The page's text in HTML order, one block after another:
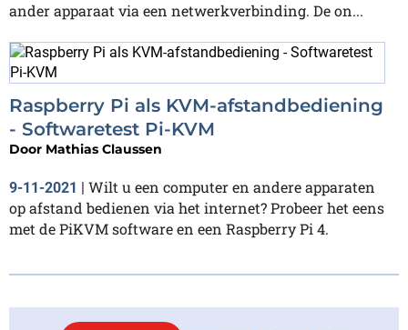
ander apparaat via een netwerkverbinding. De on...
Raspberry Pi als KVM-afstandbediening
- Softwaretest Pi-KVM
Door Mathias Claussen
9-11-2021 | Wilt u een computer en andere apparaten
op afstand bedienen via het internet? Probeer het eens
met de PiKVM software en een Raspberry Pi 4.